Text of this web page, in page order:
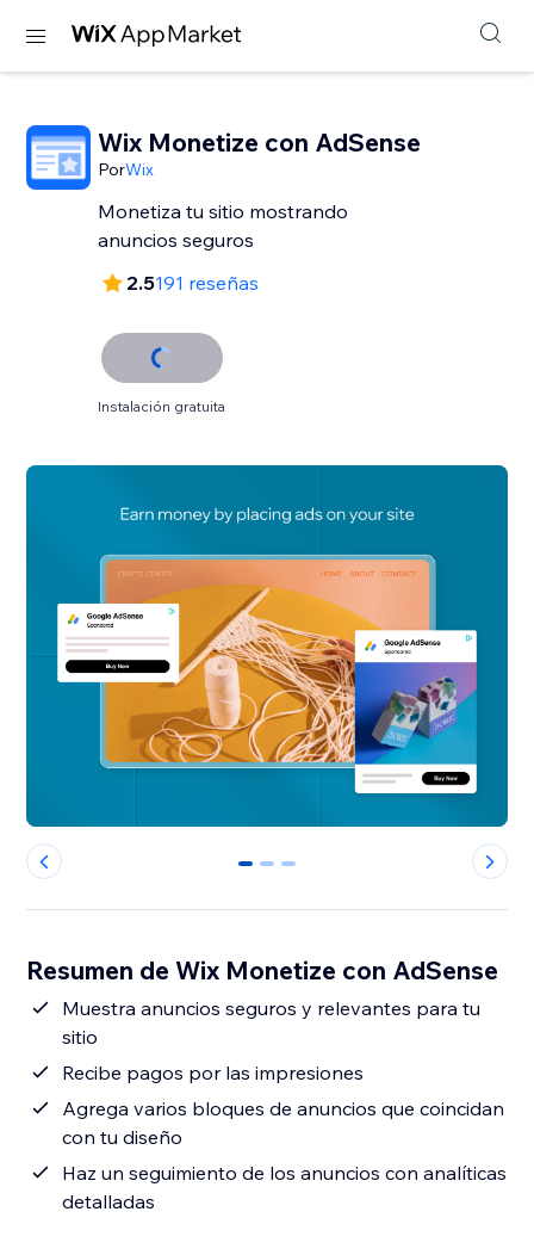
Wix Monetize con AdSense
PorWix
Monetiza tu sitio mostrando
anuncios seguros
2.5191 reseñas
Instalación gratuita
0 1 2
Resumen de Wix Monetize con AdSense
Muestra anuncios seguros y relevantes para tu
sitio
Recibe pagos por las impresiones
Agrega varios bloques de anuncios que coincidan
con tu diseño
Haz un seguimiento de los anuncios con analíticas
detalladas